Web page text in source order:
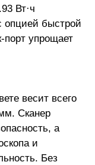
Вт·ч
опцией быстрой
порт упрощает
весит всего
Сканер
а
и
Без